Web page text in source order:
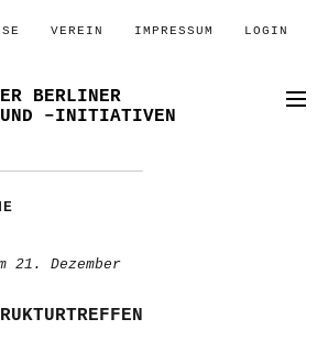
VEREIN IMPRESSUM LOGIN
BERLINER
UND –INITIATIVEN
21. Dezember